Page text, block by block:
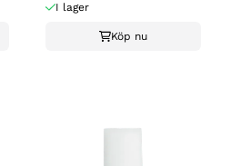
I lager
Köp nu